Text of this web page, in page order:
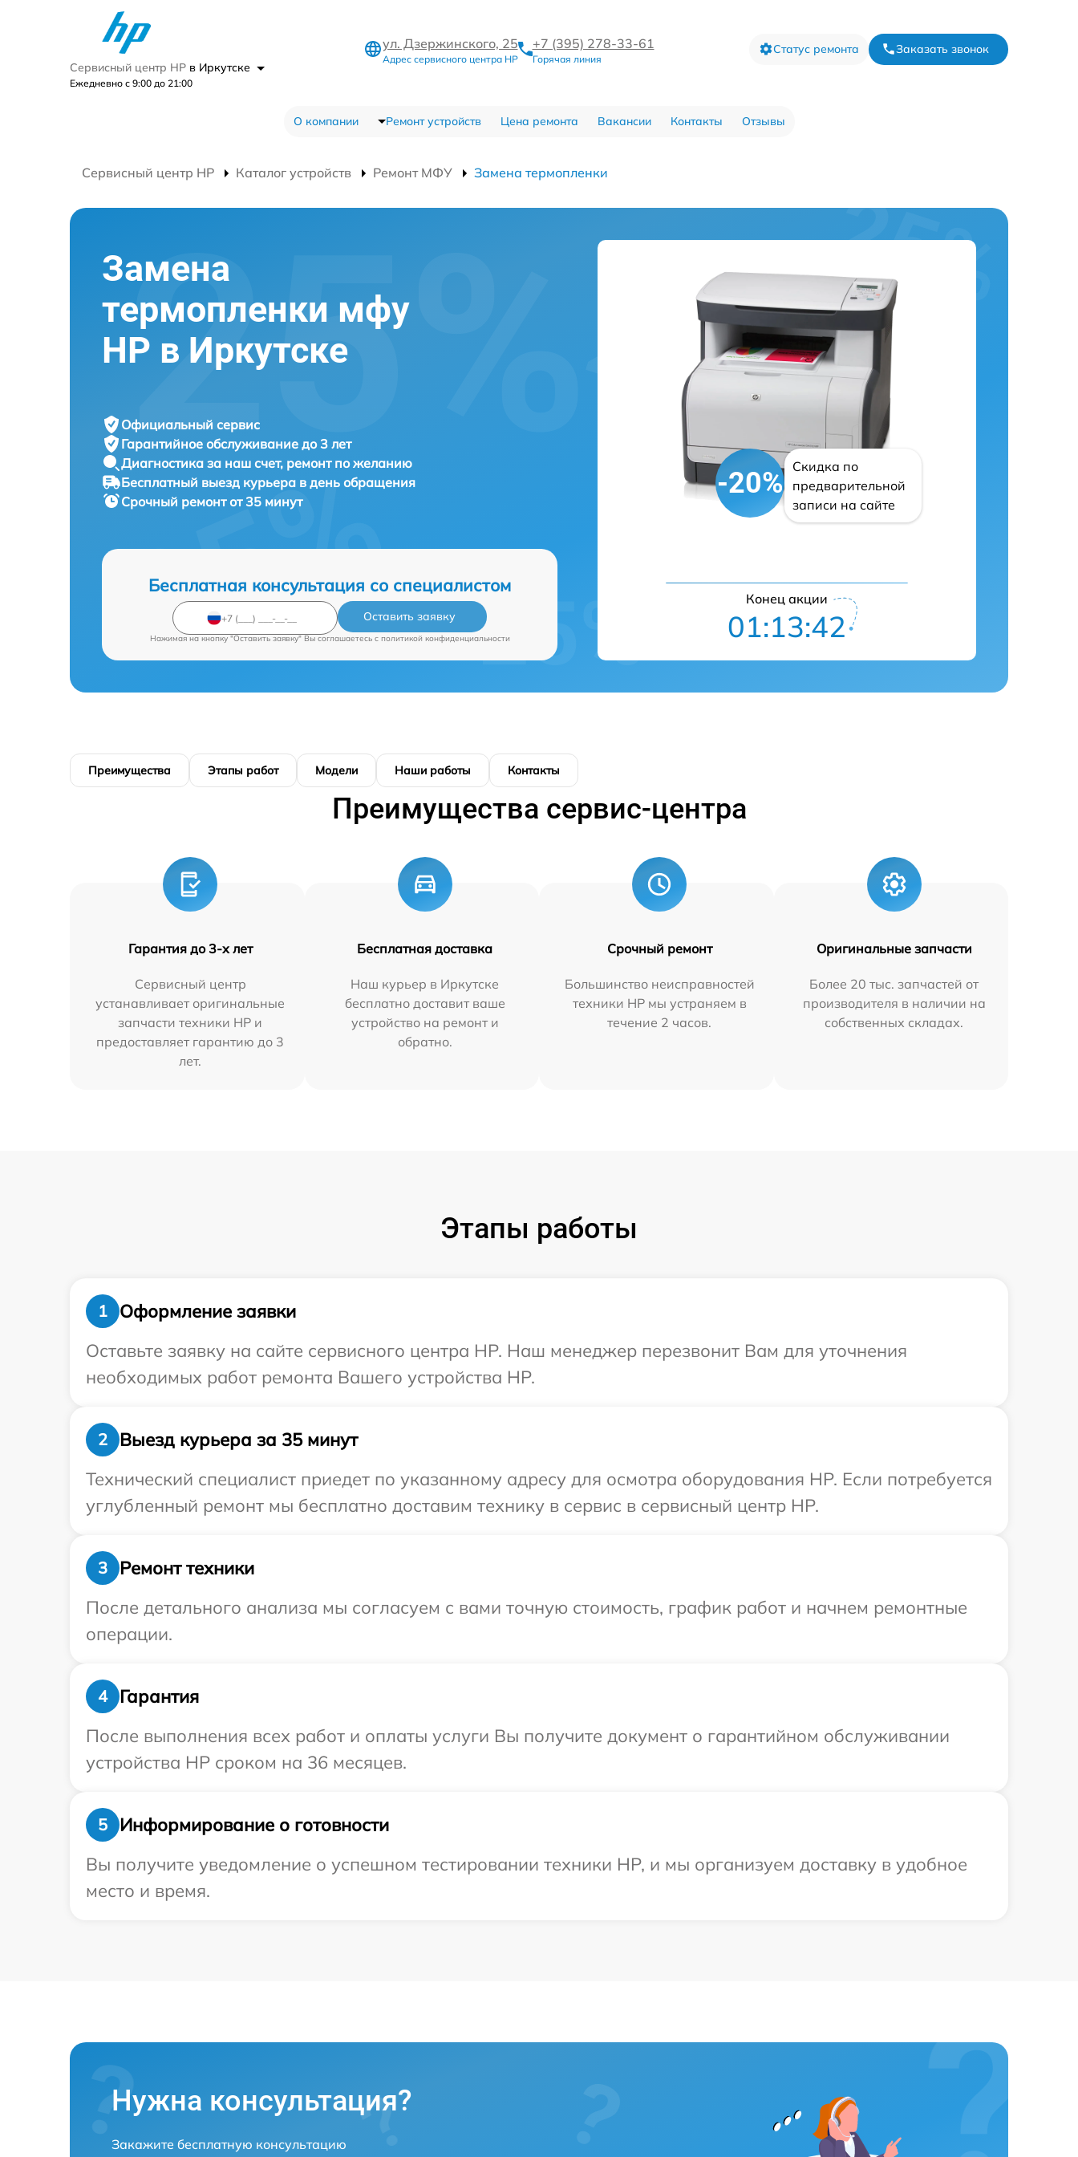
Сервисный центр HP в Иркутске
Ежедневно с 9:00 до 21:00
ул. Дзержинского, 25
Адрес сервисного центра HP
+7 (395) 278-33-61
Горячая линия
Статус ремонта Заказать звонок
О компании Ремонт устройств Цена ремонта Вакансии Контакты Отзывы
Сервисный центр HP Каталог устройств Ремонт МФУ Замена термопленки
Замена
термопленки мфу
HP в Иркутске
Официальный сервис
Гарантийное обслуживание до 3 лет
Диагностика за наш счет, ремонт по желанию
Бесплатный выезд курьера в день обращения
Срочный ремонтот 35 минут
Бесплатная консультация со специалистом
Оставить заявку
Нажимая на кнопку "Оставить заявку" Вы соглашаетесь c политикой конфиденциальности
-20%
Скидка по
предварительной
записи на сайте
Конец акции
01:13:41
Преимущества Этапы работ Модели Наши работы Контакты
Преимущества сервис-центра
Гарантия до 3-х лет
Сервисный центр
устанавливает оригинальные
запчасти техники HP и
предоставляет гарантию до 3
лет.
Бесплатная доставка
Наш курьер в Иркутске
бесплатно доставит ваше
устройство на ремонт и
обратно.
Срочный ремонт
Большинство неисправностей
техники HP мы устраняем в
течение 2 часов.
Оригинальные запчасти
Более 20 тыс. запчастей от
производителя в наличии на
собственных складах.
Этапы работы
1
Оформление заявки
Оставьте заявку на сайте сервисного центра HP. Наш менеджер перезвонит Вам для уточнения
необходимых работ ремонта Вашего устройства HP.
2
Выезд курьера за 35 минут
Технический специалист приедет по указанному адресу для осмотра оборудования HP. Если потребуется
углубленный ремонт мы бесплатно доставим технику в сервис в сервисный центр HP.
3
Ремонт техники
После детального анализа мы согласуем с вами точную стоимость, график работ и начнем ремонтные
операции.
4
Гарантия
После выполнения всех работ и оплаты услуги Вы получите документ о гарантийном обслуживании
устройства HP сроком на 36 месяцев.
5
Информирование о готовности
Вы получите уведомление о успешном тестировании техники HP, и мы организуем доставку в удобное
место и время.
Нужна консультация?
Закажите бесплатную консультацию